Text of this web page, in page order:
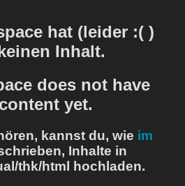
hat (leider :( )
Inhalt.
does not have
yet.
kannst du, wie im
Inhalte in
thk/html hochladen.